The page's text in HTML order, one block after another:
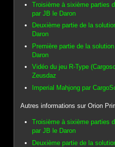
Troisième à sixième parties
par JB le Daron
Deuxième partie de la
Daron
Première partie de la
Daron
Vidéo du jeu R-Type
Zeusdaz
Imperial Mahjong par
Autres informations sur Orion
Troisième à sixième parties
par JB le Daron
Deuxième partie de la